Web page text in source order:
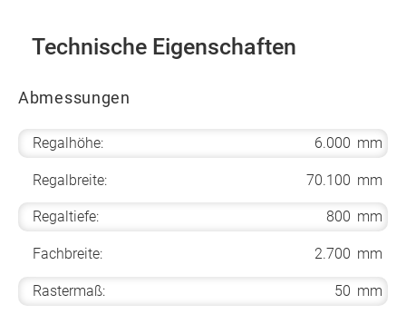
Technische Eigenschaften
Abmessungen
Regalhöhe: 6.000 mm
Regalbreite: 70.100 mm
Regaltiefe: 800 mm
Fachbreite: 2.700 mm
Rastermaß: 50 mm